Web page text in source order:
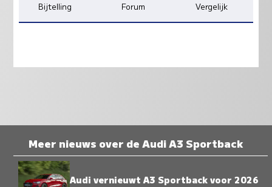
Bijtelling Forum Vergelijk
Meer nieuws over de Audi A3 Sportback
Audi vernieuwt A3 Sportback voor 2026